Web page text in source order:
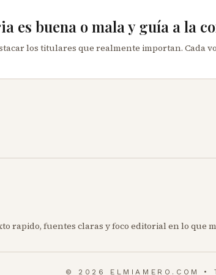
es buena o mala y guía a la
los titulares que realmente importan. Cada
rapido, fuentes claras y foco editorial en lo que
© 2026 ELMIAMERO.COM •